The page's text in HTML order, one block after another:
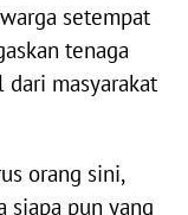
setempat
tenaga
masyarakat
orang sini,
siapa pun yang